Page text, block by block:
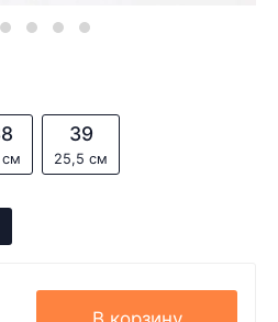
см
39
25,5 см